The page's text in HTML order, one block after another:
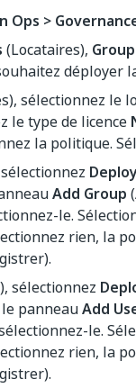
Ops >
(Locataires),
déployer
sélectionnez le
le type de licence
la politique.
Add Group
le.
rien, la
sélectionnez
panneauAdd
le.
rien, la